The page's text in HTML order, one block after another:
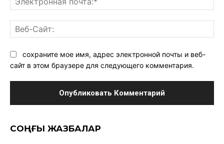
сохраните мое имя, адрес электронной почты и веб-
сайт в этом браузере для следующего комментария.
CОҢҒЫ ЖАЗБАЛАР